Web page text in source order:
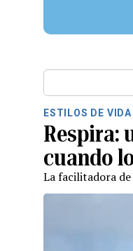
ESTILOS DE VIDA
Respira:
cuando
La facilitadora